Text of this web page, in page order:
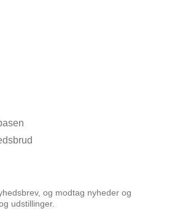
og modtag nyheder og
udstillinger.